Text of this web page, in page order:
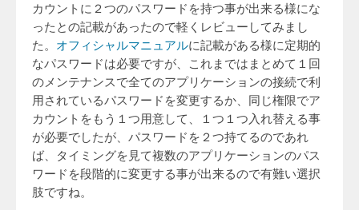
カウントに２つのパスワードを持つ事が出来る様にな
ったとの記載があったので軽くレビューしてみまし
た。 オフィシャルマニュアルに記載がある様に定期的
なパスワードは必要ですが、これまではまとめて１回
のメンテナンスで全てのアプリケーションの接続で利
用されているパスワードを変更するか、同じ権限でア
カウントをもう１つ用意して、１つ１つ入れ替える事
が必要でしたが、パスワードを２つ持てるのであれ
ば、タイミングを見て複数のアプリケーションのパス
ワードを段階的に変更する事が出来るので有難い選択
肢ですね。